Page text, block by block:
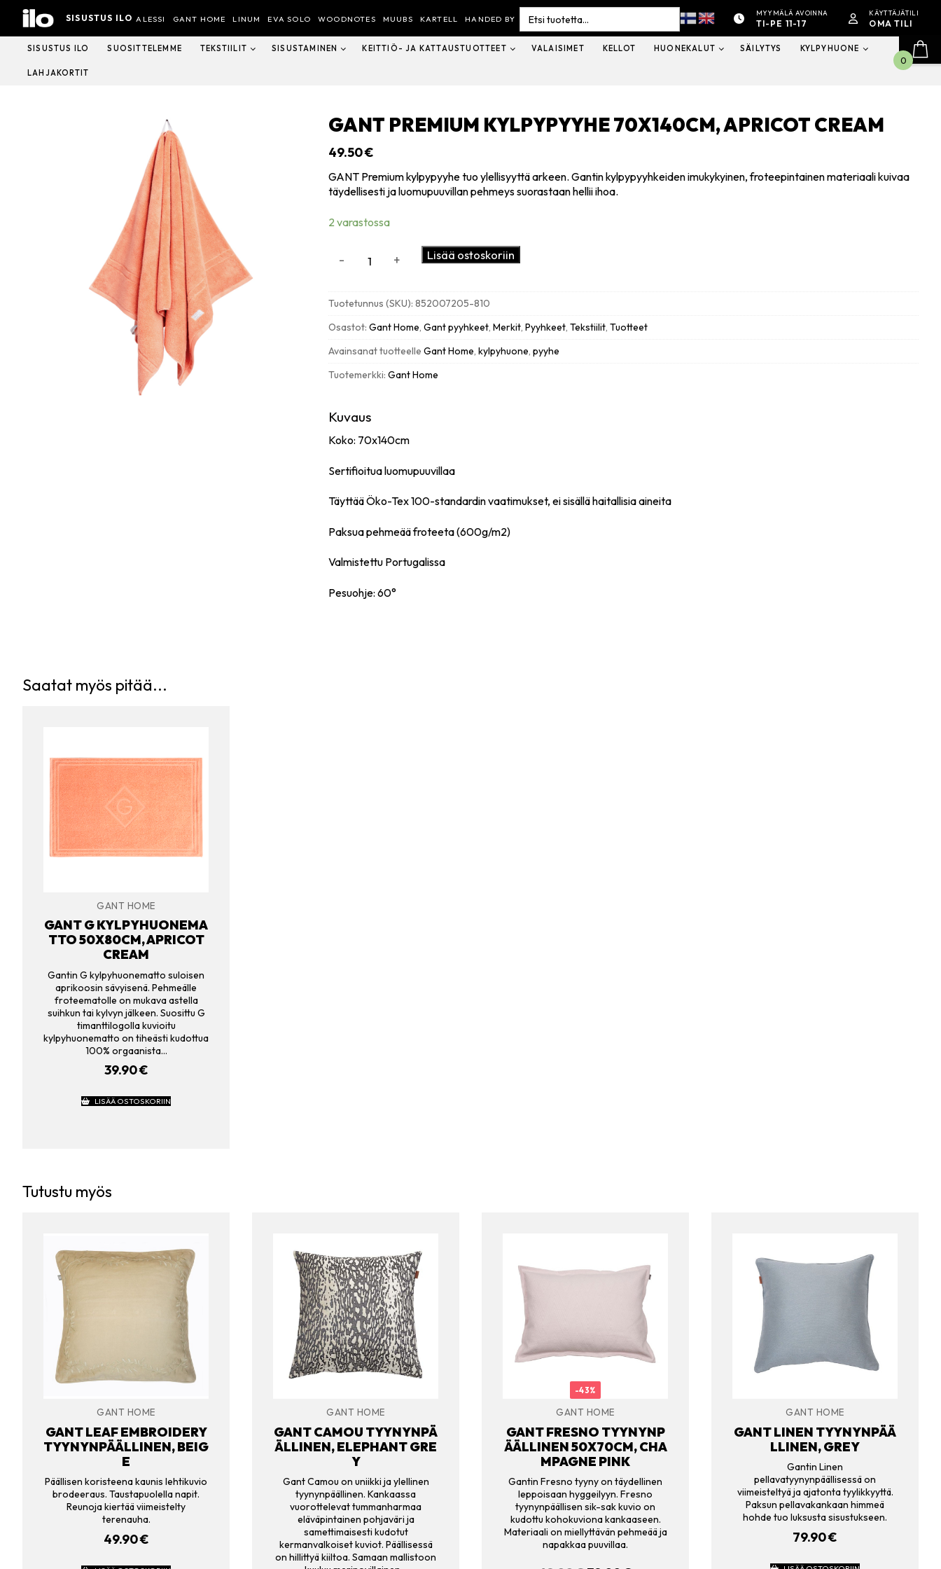
Hyppää
sisältöön
SISUSTUS ILO ALESSI GANT HOME LINUM EVA SOLO WOODNOTES MUUBS KARTELL HANDED BY
Search
for:
MYYMÄLÄ AVOINNA
TI-PE 11-17
KÄYTTÄJÄTILI
OMA TILI
SISUSTUS ILO SUOSITTELEMME TEKSTIILIT SISUSTAMINEN KEITTIÖ- JA KATTAUSTUOTTEET VALAISIMET KELLOT HUONEKALUT SÄILYTYS KYLPYHUONE
LAHJAKORTIT
GANT PREMIUM KYLPYPYYHE 70X140CM, APRICOT CREAM
49.50€
GANT Premium kylpypyyhe tuo ylellisyyttä arkeen. Gantin kylpypyyhkeiden imukykyinen, froteepintainen materiaali kuivaa
täydellisesti ja luomupuuvillan pehmeys suorastaan hellii ihoa.
2 varastossa
Premium
apricot
cream
- + Lisää ostoskoriin
Tuotetunnus (SKU):852007205-810
Osastot:Gant Home,Gant pyyhkeet,Merkit,Pyyhkeet,Tekstiilit,Tuotteet
Avainsanat tuotteelleGant Home,kylpyhuone,pyyhe
Tuotemerkki:Gant Home
Kuvaus
Koko: 70x140cm
Sertifioitua luomupuuvillaa
Täyttää Öko-Tex 100-standardin vaatimukset, ei sisällä haitallisia aineita
Paksua pehmeää froteeta (600g/m2)
Valmistettu Portugalissa
Pesuohje: 60°
Saatat myös pitää...
GANT HOME
GANT G KYLPYHUONEMA
TTO 50X80CM, APRICOT
CREAM
Gantin G kylpyhuonematto suloisen
aprikoosin sävyisenä. Pehmeälle
froteematolle on mukava astella
suihkun tai kylvyn jälkeen. Suosittu G
timanttilogolla kuvioitu
kylpyhuonematto on tiheästi kudottua
100% orgaanista…
39.90€
LISÄÄ OSTOSKORIIN
Tutustu myös
GANT HOME
GANT LEAF EMBROIDERY
TYYNYNPÄÄLLINEN, BEIG
E
Päällisen koristeena kaunis lehtikuvio
brodeeraus. Taustapuolella napit.
Reunoja kiertää viimeistelty
terenauha.
49.90€
GANT HOME
GANT CAMOU TYYNYNPÄ
ÄLLINEN, ELEPHANT GRE
Y
Gant Camou on uniikki ja ylellinen
tyynynpäällinen. Kankaassa
vuorottelevat tummanharmaa
eläväpintainen pohjaväri ja
samettimaisesti kudotut
kermanvalkoiset kuviot. Päällisessä
on hillittyä kiiltoa. Samaan mallistoon
-43%
GANT HOME
GANT FRESNO TYYNYNP
ÄÄLLINEN 50X70CM, CHA
MPAGNE PINK
Gantin Fresno tyyny on täydellinen
leppoisaan hyggeilyyn. Fresno
tyynynpäällisen sik-sak kuvio on
kudottu kohokuviona kankaaseen.
Materiaali on miellyttävän pehmeää ja
napakkaa puuvillaa.
GANT HOME
GANT LINEN TYYNYNPÄÄ
LLINEN, GREY
Gantin Linen
pellavatyynynpäällisessä on
viimeisteltyä ja ajatonta tyylikkyyttä.
Paksun pellavakankaan himmeä
hohde tuo luksusta sisustukseen.
79.90€
0